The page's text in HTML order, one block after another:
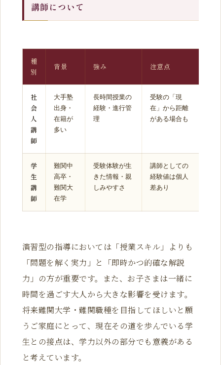
講師について
種
別
背景 強み 注意点
社
会
人
講
師
大手塾
出身・
在籍が
多い
長時間授業の
経験・進行管
理
受験の「現
在」から距離
がある場合も
学
生
講
師
難関中
高卒・
難関大
在学
受験体験が生
きた情報・親
しみやすさ
講師としての
経験値は個人
差あり
演習型の指導においては「授業スキル」よりも
「問題を解く実力」と「即時かつ的確な解説
力」の方が重要です。また、お子さまは一緒に
時間を過ごす大人から大きな影響を受けます。
将来難関大学・難関職種を目指してほしいと願
うご家庭にとって、現在その道を歩んでいる学
生との接点は、学力以外の部分でも意義がある
と考えています。